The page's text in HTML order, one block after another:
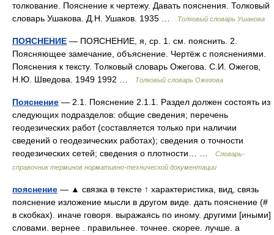
толкование. Пояснение к чертежу. Давать пояснения. Толковый
словарь Ушакова. Д.Н. Ушаков. 1935 …
Толковый словарь Ушакова
ПОЯСНЕНИЕ — ПОЯСНЕНИЕ, я, ср. 1. см. пояснить. 2.
Поясняющее замечание, объяснение. Чертёж с пояснениями.
Пояснения к тексту. Толковый словарь Ожегова. С.И. Ожегов,
Н.Ю. Шведова. 1949 1992 …
Толковый словарь Ожегова
Пояснение — 2.1. Пояснение 2.1.1. Раздел должен состоять из
следующих подразделов: общие сведения; перечень
геодезических работ (составляется только при наличии
сведений о геодезических работах); сведения о точности
геодезических сетей; сведения о плотности… …
Словарь-
справочник терминов нормативно-технической документации
пояснение — ▲ связка в тексте ↑ характеристика, вид, связь
пояснение изложение мысли в другом виде. дать пояснение (#
в скобках). иначе говоря. выражаясь по иному. другими [иными]
словами. вернее . правильнее. точнее. скорее. лучше. а